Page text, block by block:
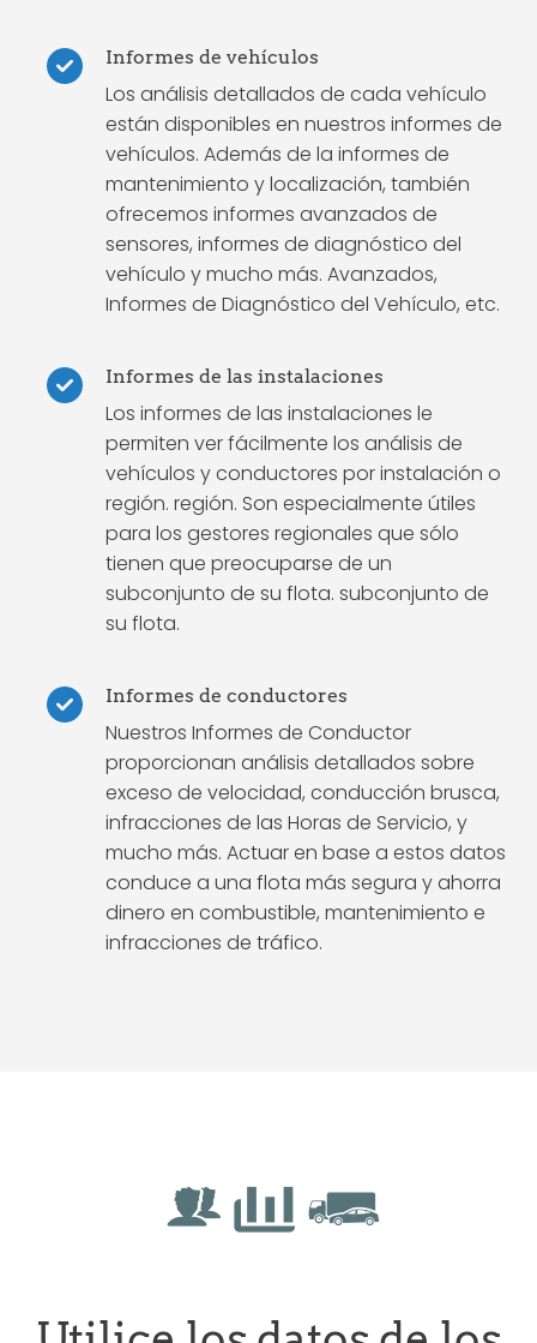
Informes de vehículos
Los análisis detallados de cada vehículo
están disponibles en nuestros informes de
vehículos. Además de la informes de
mantenimiento y localización, también
ofrecemos informes avanzados de
sensores, informes de diagnóstico del
vehículo y mucho más. Avanzados,
Informes de Diagnóstico del Vehículo, etc.
Informes de las instalaciones
Los informes de las instalaciones le
permiten ver fácilmente los análisis de
vehículos y conductores por instalación o
región. región. Son especialmente útiles
para los gestores regionales que sólo
tienen que preocuparse de un
subconjunto de su flota. subconjunto de
su flota.
Informes de conductores
Nuestros Informes de Conductor
proporcionan análisis detallados sobre
exceso de velocidad, conducción brusca,
infracciones de las Horas de Servicio, y
mucho más. Actuar en base a estos datos
conduce a una flota más segura y ahorra
dinero en combustible, mantenimiento e
infracciones de tráfico.